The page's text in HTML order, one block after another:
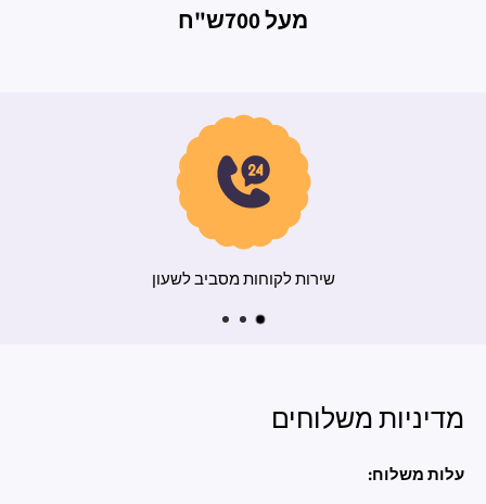
מעל 700ש"ח
מדיניות משלוחים
עלות משלוח: